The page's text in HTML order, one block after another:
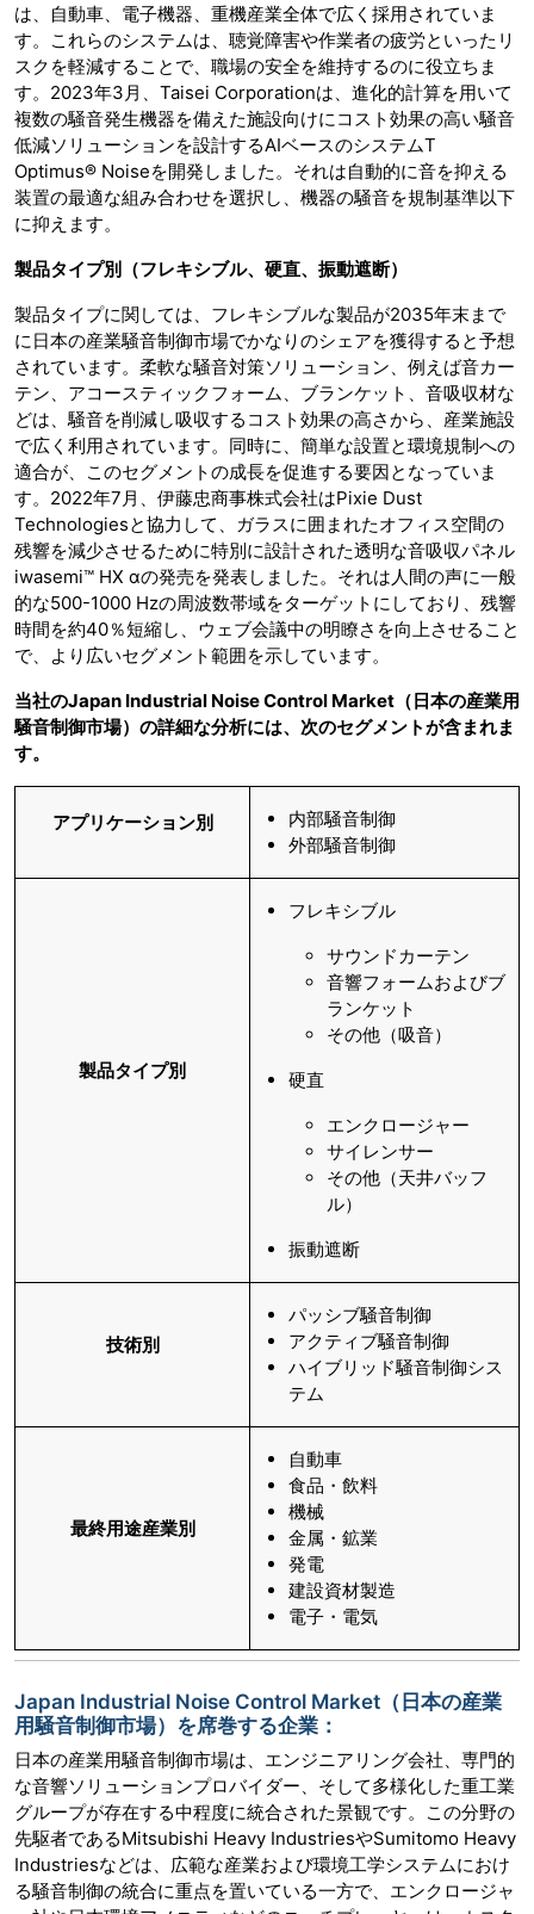
は、自動車、電子機器、重機産業全体で広く採用されていま
す。これらのシステムは、聴覚障害や作業者の疲労といったリ
スクを軽減することで、職場の安全を維持するのに役立ちま
す。2023年3月、Taisei Corporationは、進化的計算を用いて
複数の騒音発生機器を備えた施設向けにコスト効果の高い騒音
低減ソリューションを設計するAIベースのシステムT
Optimus® Noiseを開発しました。それは自動的に音を抑える
装置の最適な組み合わせを選択し、機器の騒音を規制基準以下
に抑えます。
製品タイプ別（フレキシブル、硬直、振動遮断）
製品タイプに関しては、フレキシブルな製品が2035年末まで
に日本の産業騒音制御市場でかなりのシェアを獲得すると予想
されています。柔軟な騒音対策ソリューション、例えば音カー
テン、アコースティックフォーム、ブランケット、音吸収材な
どは、騒音を削減し吸収するコスト効果の高さから、産業施設
で広く利用されています。同時に、簡単な設置と環境規制への
適合が、このセグメントの成長を促進する要因となっていま
す。2022年7月、伊藤忠商事株式会社はPixie Dust
Technologiesと協力して、ガラスに囲まれたオフィス空間の
残響を減少させるために特別に設計された透明な音吸収パネル
iwasemi™ HX αの発売を発表しました。それは人間の声に一般
的な500-1000 Hzの周波数帯域をターゲットにしており、残響
時間を約40％短縮し、ウェブ会議中の明瞭さを向上させること
で、より広いセグメント範囲を示しています。
当社のJapan Industrial Noise Control Market（日本の産業用
騒音制御市場）の詳細な分析には、次のセグメントが含まれま
す。
アプリケーション別
内部騒音制御
外部騒音制御
製品タイプ別
フレキシブル
サウンドカーテン
音響フォームおよびブ
ランケット
その他（吸音）
硬直
エンクロージャー
サイレンサー
その他（天井バッフ
ル）
振動遮断
技術別
パッシブ騒音制御
アクティブ騒音制御
ハイブリッド騒音制御シス
テム
最終用途産業別
自動車
食品・飲料
機械
金属・鉱業
発電
建設資材製造
電子・電気
Japan Industrial Noise Control Market（日本の産業
用騒音制御市場）を席巻する企業：
日本の産業用騒音制御市場は、エンジニアリング会社、専門的
な音響ソリューションプロバイダー、そして多様化した重工業
グループが存在する中程度に統合された景観です。この分野の
先駆者であるMitsubishi Heavy IndustriesやSumitomo Heavy
Industriesなどは、広範な産業および環境工学システムにおけ
る騒音制御の統合に重点を置いている一方で、エンクロージャ